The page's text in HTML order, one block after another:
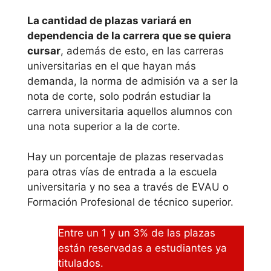
Universidad
Católica San
Antonio de
Murcia
Universidad de
Murcia
Univeridad
es dónde
estudiar
estudios
franceses
La cantidad de plazas variará en
dependencia de la carrera que se quiera
cursar, además de esto, en las carreras
universitarias en el que hayan más
demanda, la norma de admisión va a ser la
nota de corte, solo podrán estudiar la
carrera universitaria aquellos alumnos con
una nota superior a la de corte.
Hay un porcentaje de plazas reservadas
para otras vías de entrada a la escuela
universitaria y no sea a través de EVAU o
Formación Profesional de técnico superior.
Entre un 1 y un 3% de las plazas
están reservadas a estudiantes ya
titulados.